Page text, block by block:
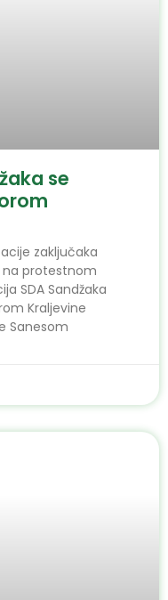
se
zaključaka
na protestnom
SDA Sandžaka
Kraljevine
Sanesom